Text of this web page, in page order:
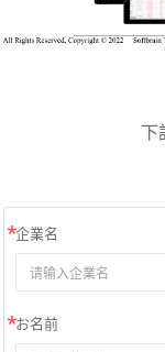
下
企業名
お名前